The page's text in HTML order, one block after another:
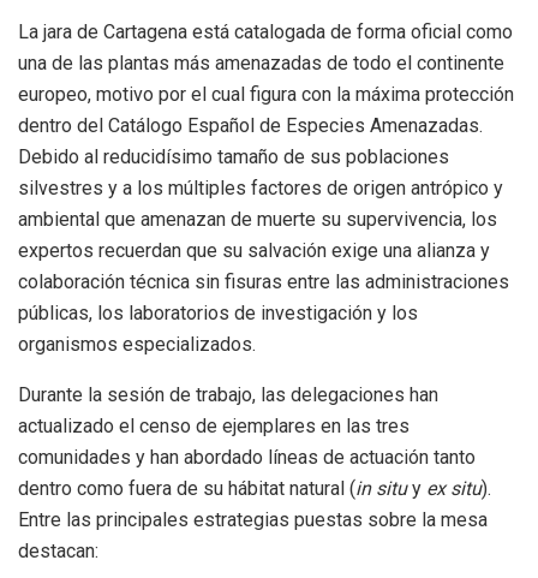
La jara de Cartagena está catalogada de forma oficial como
una de las plantas más amenazadas de todo el continente
europeo, motivo por el cual figura con la máxima protección
dentro del Catálogo Español de Especies Amenazadas.
Debido al reducidísimo tamaño de sus poblaciones
silvestres y a los múltiples factores de origen antrópico y
ambiental que amenazan de muerte su supervivencia, los
expertos recuerdan que su salvación exige una alianza y
colaboración técnica sin fisuras entre las administraciones
públicas, los laboratorios de investigación y los
organismos especializados.
Durante la sesión de trabajo, las delegaciones han
actualizado el censo de ejemplares en las tres
comunidades y han abordado líneas de actuación tanto
dentro como fuera de su hábitat natural (in situy ex situ).
Entre las principales estrategias puestas sobre la mesa
destacan: